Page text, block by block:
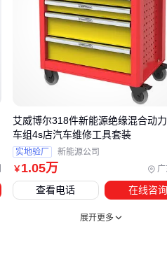
储存环节同样影响
议改用带密封盖的
酸碱腐蚀。存放时
避免与强氧化性
堆叠高度不超过
定期检查螺旋盖
五、如何避免加
高蛋氨酸原料对加
饲料粉尘不仅造成
更易发生美拉德反
￥ 1.05万
艾威博尔318件新能源绝缘混合动
车组4s店汽车维修工具套装
实地验厂 新能源公司
查看电话 在线咨询
展开更多